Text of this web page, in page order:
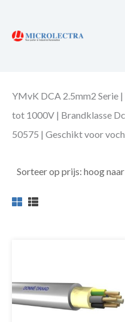
naar
YMvK DCA 2.5mm2 Serie
tot 1000V | Brandklasse
50575 | Geschikt voor